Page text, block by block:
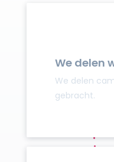
We delen
We delen
gebracht.